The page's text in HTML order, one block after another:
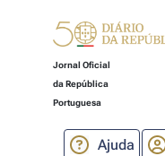
Jornal Oficial
da República
Portuguesa
Ajuda